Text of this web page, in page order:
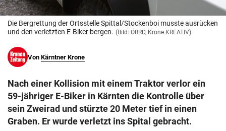
Die Bergrettung der Ortsstelle Spittal/Stockenboi musste ausrücken
und den verletzten E-Biker bergen. (Bild: ÖBRD, Krone KREATIV)
Von Kärntner Krone
Nach einer Kollision mit einem Traktor verlor ein
59-jähriger E-Biker in Kärnten die Kontrolle über
sein Zweirad und stürzte 20 Meter tief in einen
Graben. Er wurde verletzt ins Spital gebracht.